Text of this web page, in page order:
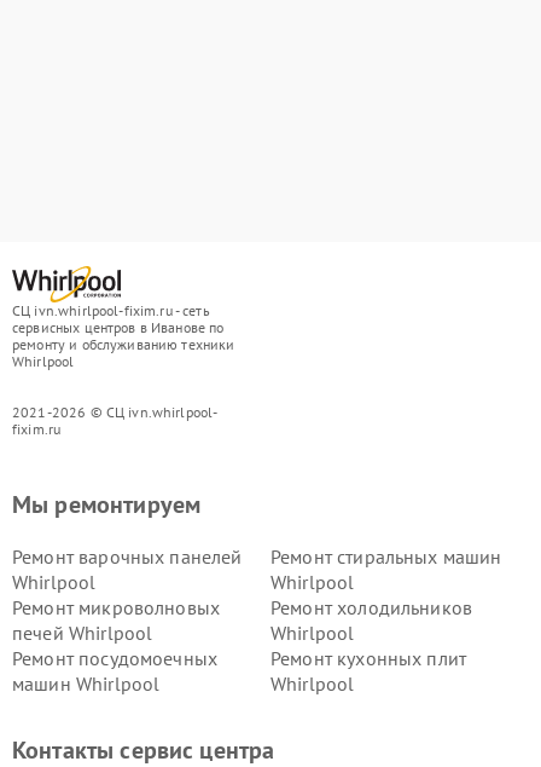
СЦ ivn.whirlpool-fixim.ru - сеть
сервисных центров в Иванове по
ремонту и обслуживанию техники
Whirlpool
2021-2026 © СЦ ivn.whirlpool-
fixim.ru
Мы ремонтируем
Ремонт варочных панелей
Whirlpool
Ремонт стиральных машин
Whirlpool
Ремонт микроволновых
печей Whirlpool
Ремонт холодильников
Whirlpool
Ремонт посудомоечных
машин Whirlpool
Ремонт кухонных плит
Whirlpool
Контакты сервис центра